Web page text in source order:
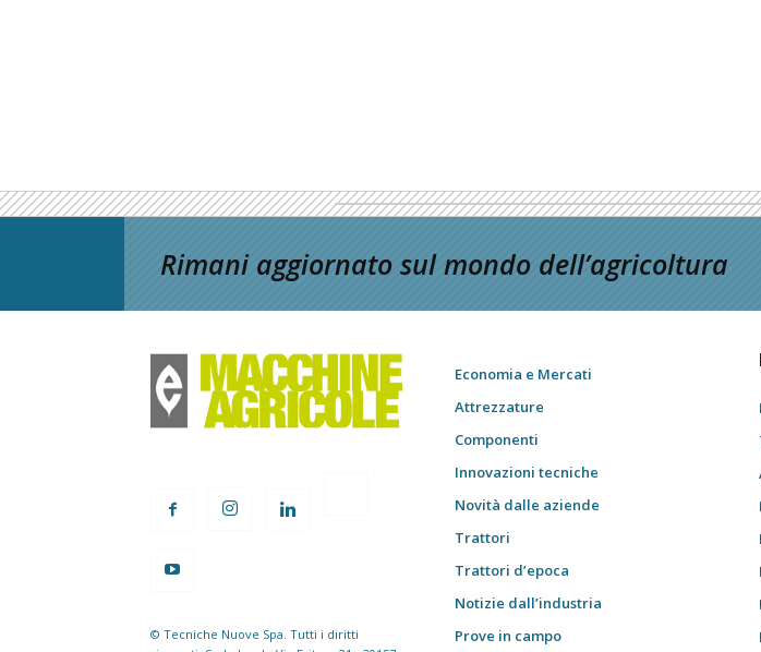
Rimani aggiornato sul mondo dell’agricoltura
© Tecniche Nuove Spa. Tutti i diritti
Economia e Mercati
Attrezzature
Componenti
Innovazioni tecniche
Novità dalle aziende
Trattori
Trattori d’epoca
Notizie dall’industria
Prove in campo